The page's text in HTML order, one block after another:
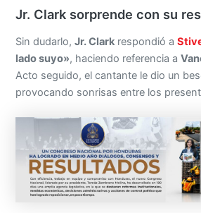
Jr. Clark sorprende con su
Sin dudarlo,Jr. Clark respondió a
lado suyo», haciendo referencia a
Acto seguido, el cantante le dio un
provocando sonrisas entre los